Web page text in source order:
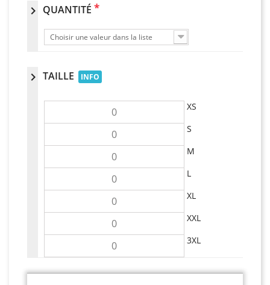
chevron_right QUANTITÉ *
Choisir une valeur dans la liste
chevron_right TAILLE INFO
XS
S
M
L
XL
XXL
3XL